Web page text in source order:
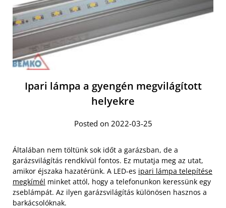
Ipari lámpa a gyengén megvilágított
helyekre
Posted on 2022-03-25
Általában nem töltünk sok időt a garázsban, de a
garázsvilágítás rendkívül fontos. Ez mutatja meg az utat,
amikor éjszaka hazatérünk. A LED-es ipari lámpa telepítése
megkímél minket attól, hogy a telefonunkon keressünk egy
zseblámpát. Az ilyen garázsvilágítás különösen hasznos a
barkácsolóknak.